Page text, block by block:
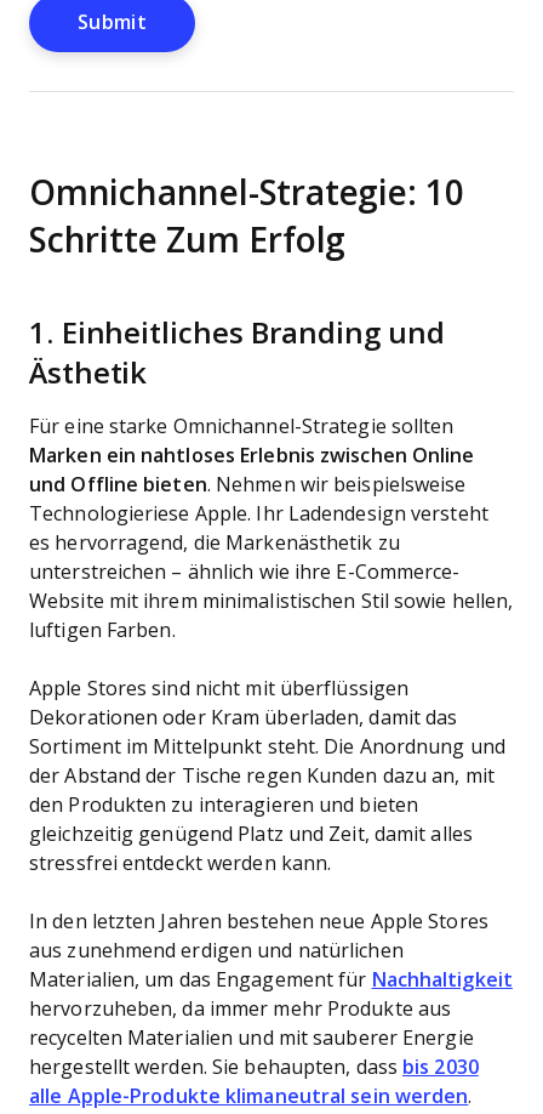
Omnichannel-Strategie: 10
Schritte Zum Erfolg
1. Einheitliches Branding und
Ästhetik
Für eine starke Omnichannel-Strategie sollten
Marken ein nahtloses Erlebnis zwischen Online
und Offline bieten. Nehmen wir beispielsweise
Technologieriese Apple. Ihr Ladendesign versteht
es hervorragend, die Markenästhetik zu
unterstreichen – ähnlich wie ihre E-Commerce-
Website mit ihrem minimalistischen Stil sowie hellen,
luftigen Farben.
Apple Stores sind nicht mit überflüssigen
Dekorationen oder Kram überladen, damit das
Sortiment im Mittelpunkt steht. Die Anordnung und
der Abstand der Tische regen Kunden dazu an, mit
den Produkten zu interagieren und bieten
gleichzeitig genügend Platz und Zeit, damit alles
stressfrei entdeckt werden kann.
In den letzten Jahren bestehen neue Apple Stores
aus zunehmend erdigen und natürlichen
Materialien, um das Engagement für Nachhaltigkeit
hervorzuheben, da immer mehr Produkte aus
recycelten Materialien und mit sauberer Energie
hergestellt werden. Sie behaupten, dass bis 2030
alle Apple-Produkte klimaneutral sein werden.